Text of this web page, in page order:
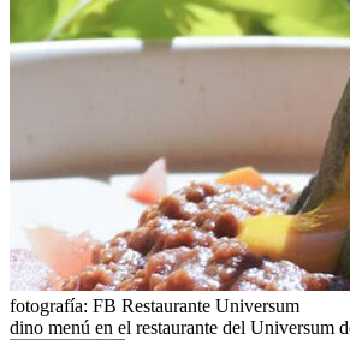
fotografía: FB Restaurante Universum
dino menú en el restaurante del Universum